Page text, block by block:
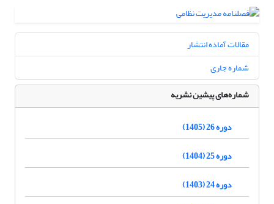
مقالات آماده انتشار
شماره جاری
شماره‌های پیشین نشریه
دوره 26 (1405)
دوره 25 (1404)
دوره 24 (1403)